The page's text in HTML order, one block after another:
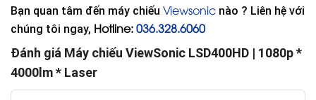
Bạn quan tâm đến máy chiếu Viewsonic nào ? Liên hệ với
chúng tôi ngay, Hotline:036.328.6060
Đánh giá Máy chiếu ViewSonic LSD400HD | 1080p *
4000lm * Laser